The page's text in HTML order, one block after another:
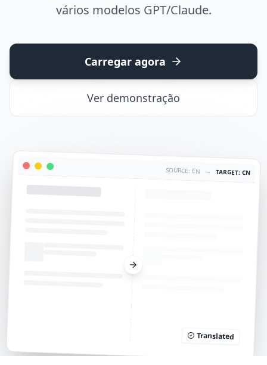
vários modelos GPT/Claude.
Carregar agora
Ver demonstração
SOURCE: EN → TARGET: CN
Translated